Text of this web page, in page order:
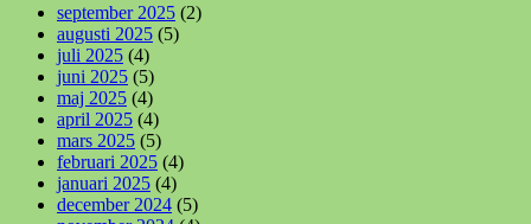
september 2025 (2)
augusti 2025 (5)
juli 2025 (4)
juni 2025 (5)
maj 2025 (4)
april 2025 (4)
mars 2025 (5)
februari 2025 (4)
januari 2025 (4)
december 2024 (5)